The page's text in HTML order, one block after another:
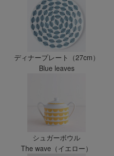
ディナープレート（27cm）
Blue leaves
シュガーボウル
The wave（イエロー）